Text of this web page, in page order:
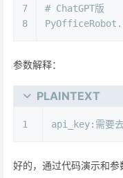
7
8
# ChatGPT版
参数解释：
PLAINTEXT
1 api_key:需要
好的，通过代码演示和